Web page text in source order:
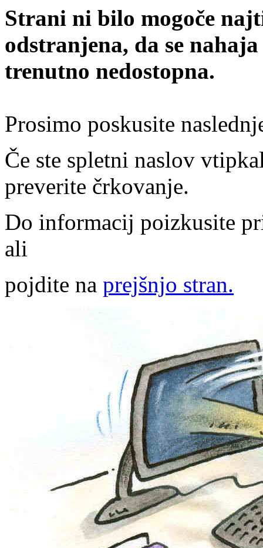
Strani ni bilo mogoče
odstranjena, da se
trenutno nedostopna.
Prosimo poskusite
Če ste spletni naslov
preverite črkovanje.
Do informacij poizkusite
ali
pojdite na prejšnjo stran.